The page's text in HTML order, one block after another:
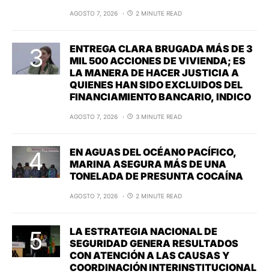
AGOSTO 7, 2026 2 MINUTE READ
ENTREGA CLARA BRUGADA MÁS DE 3
MIL 500 ACCIONES DE VIVIENDA; ES
LA MANERA DE HACER JUSTICIA A
QUIENES HAN SIDO EXCLUIDOS DEL
FINANCIAMIENTO BANCARIO, INDICO
AGOSTO 7, 2026 3 MINUTE READ
EN AGUAS DEL OCÉANO PACÍFICO,
MARINA ASEGURA MÁS DE UNA
TONELADA DE PRESUNTA COCAÍNA
AGOSTO 7, 2026 2 MINUTE READ
LA ESTRATEGIA NACIONAL DE
SEGURIDAD GENERA RESULTADOS
CON ATENCIÓN A LAS CAUSAS Y
COORDINACIÓN INTERINSTITUCIONAL